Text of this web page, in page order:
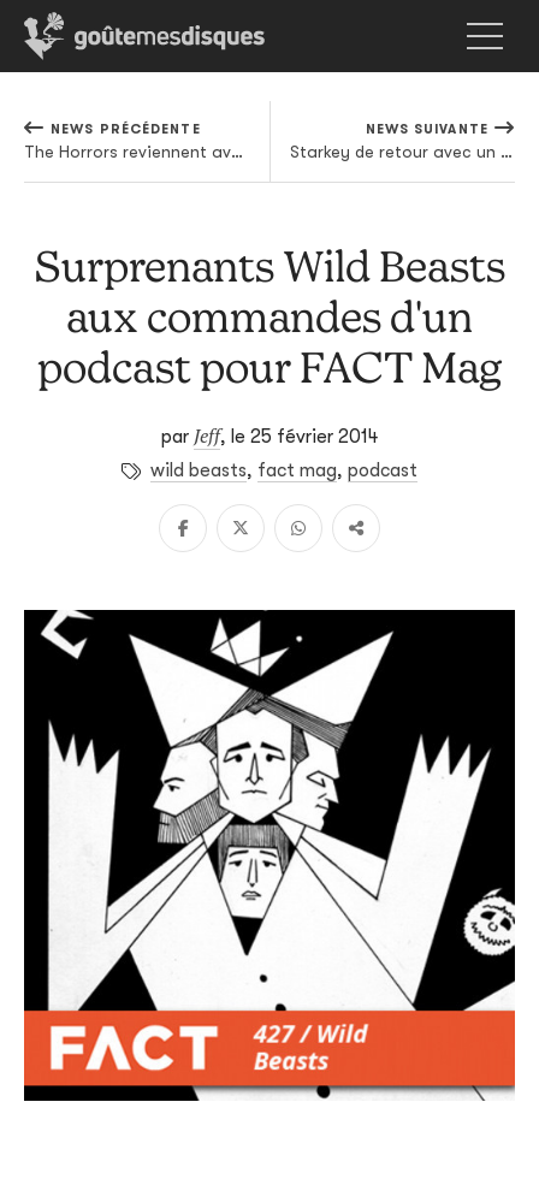
NEWS PRÉCÉDENTE
The Horrors reviennent avec un nouvel album (et un premier extrait)
NEWS SUIVANTE
Starkey de retour avec un nouvel EP
Surprenants Wild Beasts
aux commandes d'un
podcast pour FACT Mag
par Jeff, le 25 février 2014
wild beasts, fact mag, podcast